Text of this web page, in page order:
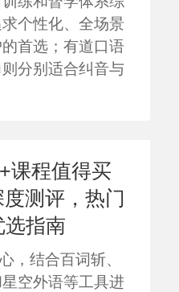
个性化、全场景
首选；有道口语
分别适合纠音与
课程值得买
测评，热门
指南
，结合百词斩、
空外语等工具进